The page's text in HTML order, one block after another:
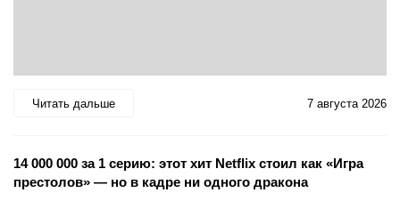
Читать дальше 7 августа 2026
14 000 000 за 1 серию: этот хит Netflix стоил как «Игра
престолов» — но в кадре ни одного дракона